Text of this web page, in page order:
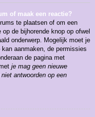
of maak een reactie?
te plaatsen of om een
de bijhorende knop op ofwel
onderwerp. Mogelijk moet je
aanmaken, de permissies
de pagina met
je mag geen nieuwe
antwoorden op een